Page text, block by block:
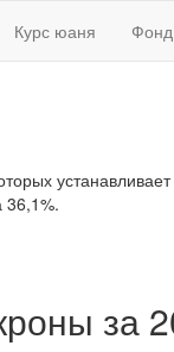
Курс юаня Фонд
36,1%.
за